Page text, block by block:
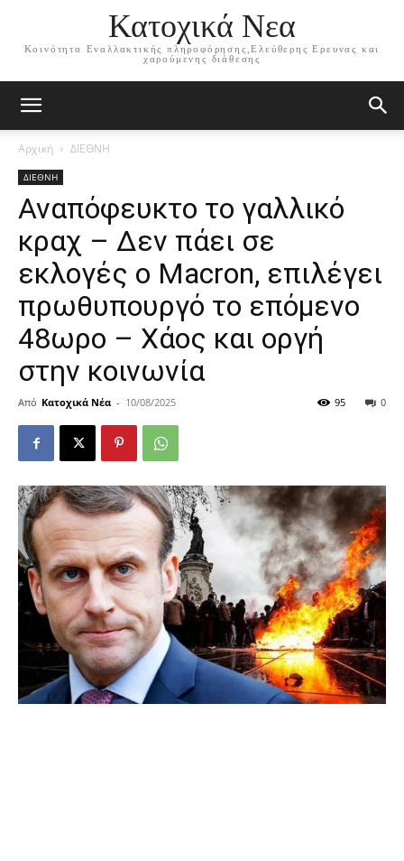
Κατοχικά Νεα
Κοινότητα Εναλλακτικής πληροφόρησης,Ελεύθερης Ερευνας και
χαρούμενης διάθεσης
Αρχική ΔΙΕΘΝΗ
ΔΙΕΘΝΗ
Αναπόφευκτο το γαλλικό
κραχ – Δεν πάει σε
εκλογές ο Macron, επιλέγει
πρωθυπουργό το επόμενο
48ωρο – Χάος και οργή
στην κοινωνία
Από Κατοχικά Νέα - 10/08/2025 0
95